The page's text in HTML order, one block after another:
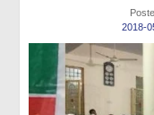
2018-